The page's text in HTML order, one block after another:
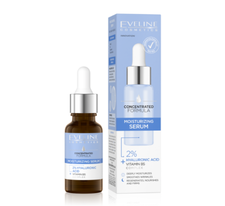
KOSÁRBA TESZEM RÉSZLETEK